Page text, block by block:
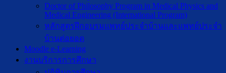
Doctor of Philosophy Program in Medical Physics and
Medical Engineering (International Program)
หลักสูตรฝึกอบรมแพทย์ประจำบ้านและแพทย์ประจำ
บ้านต่อยอด
Moodle e-Learning
งานบริการการศึกษา